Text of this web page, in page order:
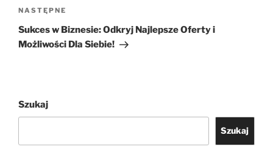
Następny
wpis
NASTĘPNE
Sukces w Biznesie: Odkryj Najlepsze Oferty i
Możliwości Dla Siebie!
Szukaj
Szukaj